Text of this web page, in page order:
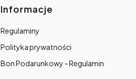
Informacje
Regulaminy
Polityka prywatności
Bon Podarunkowy - Regulamin